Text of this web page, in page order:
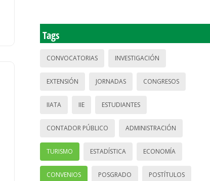
Tags
CONVOCATORIAS INVESTIGACIÓN
EXTENSIÓN JORNADAS CONGRESOS
IIATA IIE ESTUDIANTES
CONTADOR PÚBLICO ADMINISTRACIÓN
TURISMO ESTADÍSTICA ECONOMÍA
CONVENIOS POSGRADO POSTÍTULOS